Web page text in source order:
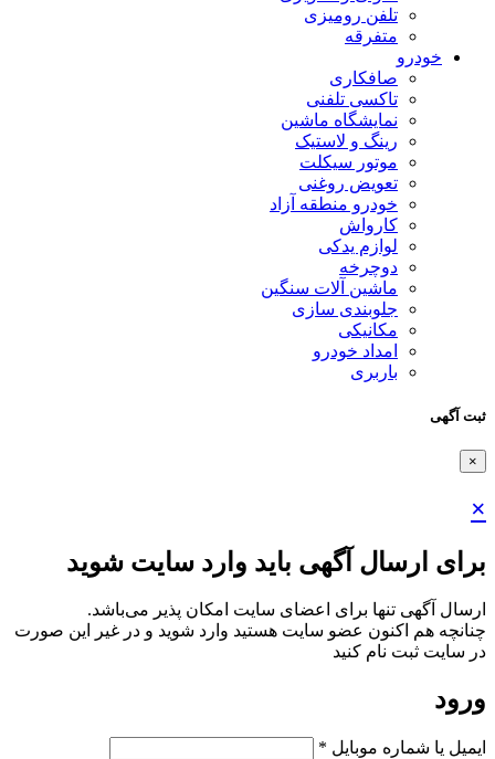
تلفن رومیزی
متفرقه
خودرو
صافکاری
تاکسی تلفنی
نمایشگاه ماشین
رینگ و لاستیک
موتور سیکلت
تعویض روغنی
خودرو منطقه آزاد
کارواش
لوازم یدکی
دوچرخه
ماشین آلات سنگین
جلوبندی سازی
مکانیکی
امداد خودرو
باربری
ثبت آگهی
×
×
برای ارسال آگهی باید وارد سایت شوید
ارسال آگهی تنها برای اعضای سایت امکان پذیر می‌باشد.
چنانچه هم‌ اکنون عضو سایت هستید وارد شوید و در غیر این صورت
در سایت ثبت نام کنید
ورود
ایمیل یا شماره موبایل *